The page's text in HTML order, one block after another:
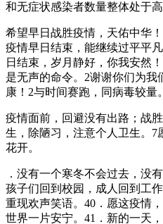
和无症状感染者数量整体处于高
希望早日战胜疫情，天佑中华
疫情早日结束，能继续过平平
日结束，岁月静好，你我安然
是无声的命令。2谢谢你们为
康！2与时间赛跑，同病毒较量。
疫情面前，回避没有出路；战
生，除陋习，注意个人卫生。7
花开。
．没有一个寒冬不会过去，没
孩子们回到校园，成人回到工
重现欢声笑语。40．愿这疫情
世界一片安宁。41．新的一天